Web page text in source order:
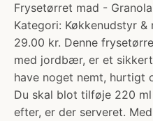
Frysetørret mad -
Kategori: Køkkenudstyr
29.00 kr. Denne
med jordbær, er et
have noget nemt, hurtigt
Du skal blot tilføje 220
efter, er der serveret.